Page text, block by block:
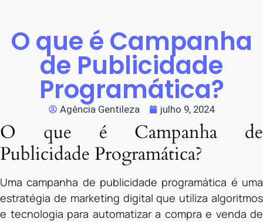
O que é Campanha
de Publicidade
Programática?
Agência Gentileza julho 9, 2024
O que é Campanha de
Publicidade Programática?
Uma campanha de publicidade programática é uma
estratégia de marketing digital que utiliza algoritmos
e tecnologia para automatizar a compra e venda de